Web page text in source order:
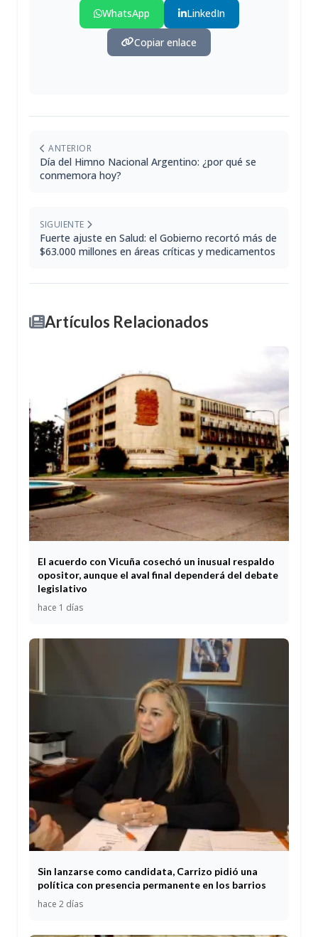
WhatsApp LinkedIn
Copiar enlace
ANTERIOR
Día del Himno Nacional Argentino: ¿por qué se
conmemora hoy?
SIGUIENTE
Fuerte ajuste en Salud: el Gobierno recortó más de
$63.000 millones en áreas críticas y medicamentos
Artículos Relacionados
El acuerdo con Vicuña cosechó un inusual respaldo
opositor, aunque el aval final dependerá del debate
legislativo
hace 1 días
Sin lanzarse como candidata, Carrizo pidió una
política con presencia permanente en los barrios
hace 2 días